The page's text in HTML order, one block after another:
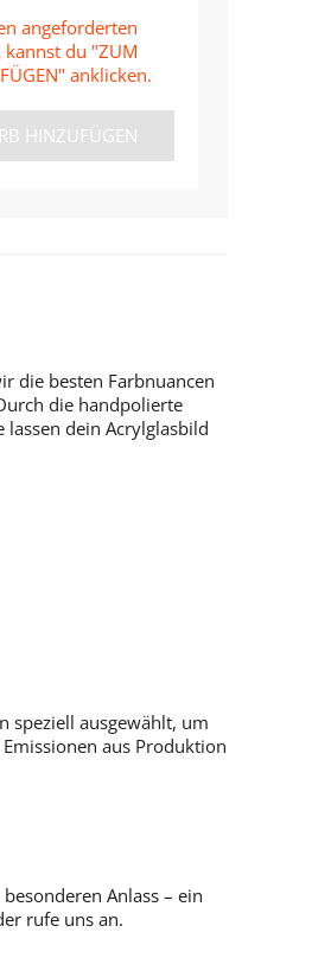
angeforderten
du "ZUM
anklicken.
HINZUFÜGEN
die besten Farbnuancen
die handpolierte
dein Acrylglasbild
speziell ausgewählt, um
aus Produktion
Anlass – ein
rufe uns an.